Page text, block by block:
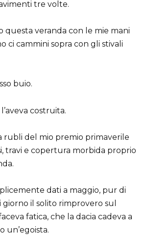
tre volte.
questa veranda con le mie mani
ci cammini sopra con gli stivali
buio.
costruita.
rubli del mio premio primaverile
travi e copertura morbida proprio
dati a maggio, pur di
il solito rimprovero sul
fatica, che la dacia cadeva a
un’egoista.